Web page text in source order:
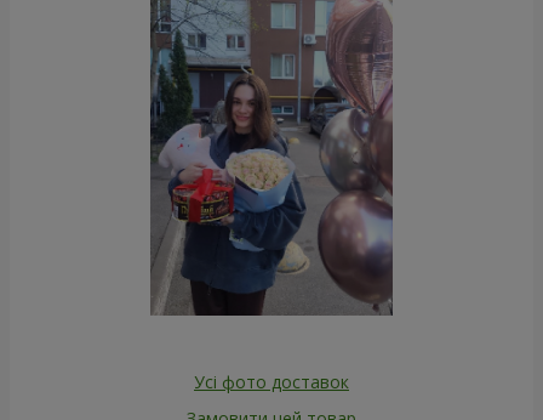
Усі фото доставок